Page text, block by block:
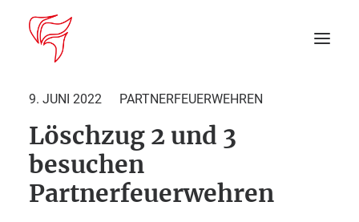
Startseite
Aktuelles
9. JUNI 2022 PARTNERFEUERWEHREN
Löschzug 2 und 3
besuchen
Partnerfeuerwehren